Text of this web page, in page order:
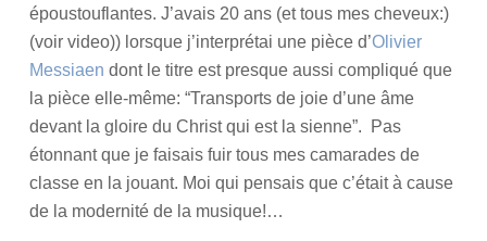
époustouflantes. J’avais 20 ans (et tous mes cheveux:)
(voir video)) lorsque j’interprétai une pièce d’Olivier
Messiaen dont le titre est presque aussi compliqué que
la pièce elle-même: “Transports de joie d’une âme
devant la gloire du Christ qui est la sienne”. Pas
étonnant que je faisais fuir tous mes camarades de
classe en la jouant. Moi qui pensais que c’était à cause
de la modernité de la musique!…